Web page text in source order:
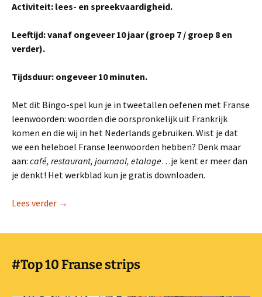
Activiteit: lees- en spreekvaardigheid.
Leeftijd: vanaf ongeveer 10 jaar (groep 7 / groep 8 en
verder).
Tijdsduur: ongeveer 10 minuten.
Met dit Bingo-spel kun je in tweetallen oefenen met Franse
leenwoorden: woorden die oorspronkelijk uit Frankrijk
komen en die wij in het Nederlands gebruiken. Wist je dat
we een heleboel Franse leenwoorden hebben? Denk maar
aan: café, restaurant, journaal, etalage…je kent er meer dan
je denkt! Het werkblad kun je gratis downloaden.
Lees verder Werkblad: Bingo met Franse leenwoorden.
→
#Top 10 Franse strips